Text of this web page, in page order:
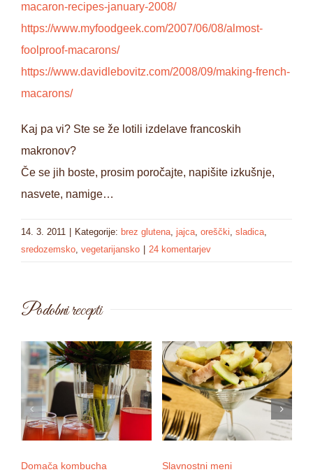
macaron-recipes-january-2008/
https://www.myfoodgeek.com/2007/06/08/almost-
foolproof-macarons/
https://www.davidlebovitz.com/2008/09/making-french-
macarons/
Kaj pa vi? Ste se že lotili izdelave francoskih
makronov?
Če se jih boste, prosim poročajte, napišite izkušnje,
nasvete, namige…
14. 3. 2011 Kategorije: brez glutena, jajca, oreščki, sladica,
sredozemsko, vegetarijansko 24 komentarjev
Podobni recepti
Domača kombucha Slavnostni meni